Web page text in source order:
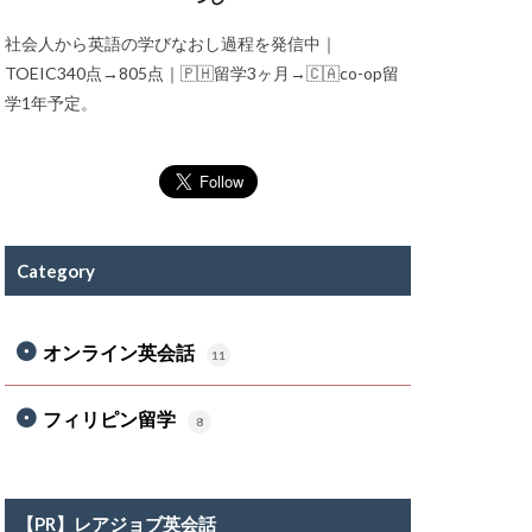
社会人から英語の学びなおし過程を発信中｜
TOEIC340点→805点｜🇵🇭留学3ヶ月→🇨🇦co-op留
学1年予定。
Category
オンライン英会話 11
フィリピン留学 8
【PR】レアジョブ英会話